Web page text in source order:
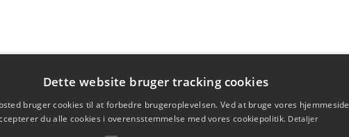
Dette website bruger tracking cookies
bruger cookies til at forbedre brugeroplevelsen. Ved at bruge vores hjemmeside
du alle cookies i overensstemmelse med vores cookiepolitik. Detaljer